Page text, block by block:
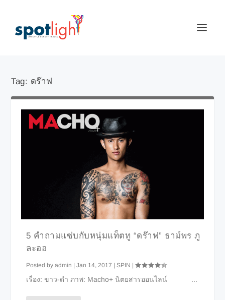
Tag: ดร๊าฟ
5 คำถามแซ่บกับหนุ่มแท็ตทู “ดร๊าฟ” ธาม์พร ภู
ละออ
Posted byadmin |Jan 14, 2017 |SPIN |
เรื่อง: ขาว-ดำ ภาพ: Macho+ นิตยสารออนไลน์ ...